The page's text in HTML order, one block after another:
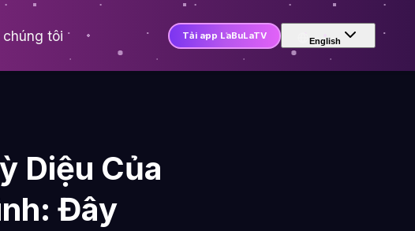
chúng tôi Tải app LaBuLaTV
English
Diệu Của
Đây